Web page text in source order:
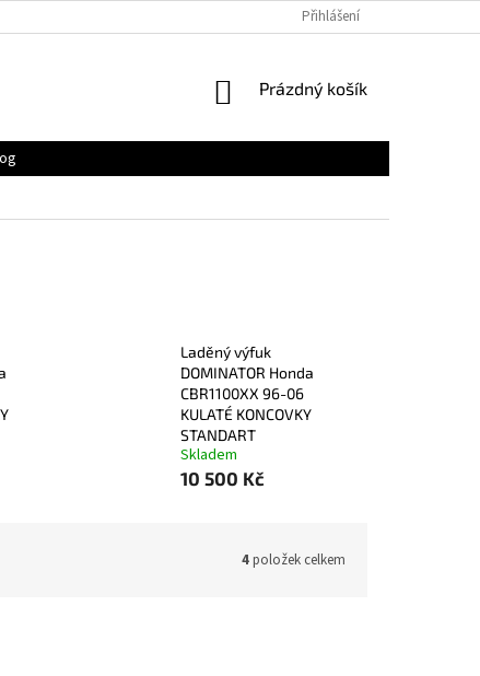
Přihlášení
NÁKUPNÍ
Prázdný košík
Laděný výfuk
DOMINATOR Honda
CBR1100XX 96-06
KULATÉ KONCOVKY
STANDART
Skladem
10 500 Kč
4položek celkem